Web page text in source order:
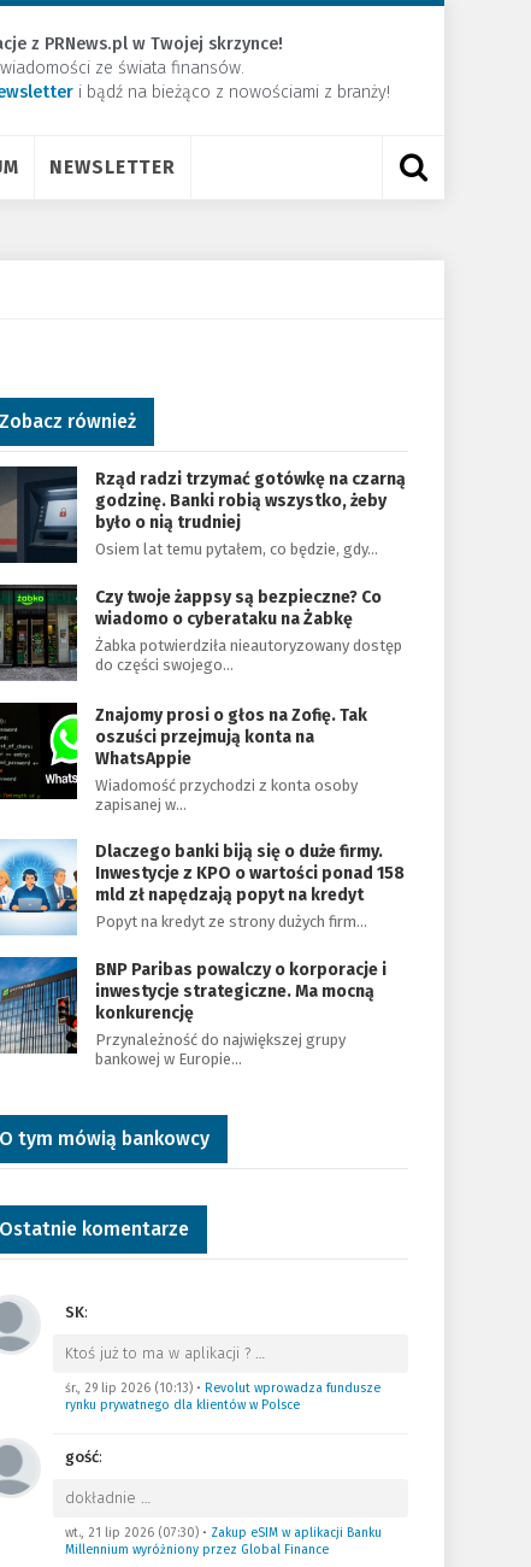
z PRNews.pl w Twojej skrzynce!
ze świata finansów.
​i bądź na bieżąco z nowościami z branży!
NEWSLETTER
Zobacz również
Rząd radzi trzymać gotówkę na czarną
godzinę. Banki robią wszystko, żeby
było o nią trudniej
Osiem lat temu pytałem, co będzie, gdy…
Czy twoje żappsy są bezpieczne? Co
wiadomo o cyberataku na Żabkę
Żabka potwierdziła nieautoryzowany dostęp
do części swojego…
Znajomy prosi o głos na Zofię. Tak
oszuści przejmują konta na
WhatsAppie
Wiadomość przychodzi z konta osoby
zapisanej w…
Dlaczego banki biją się o duże firmy.
Inwestycje z KPO o wartości ponad 158
mld zł napędzają popyt na kredyt
Popyt na kredyt ze strony dużych firm…
BNP Paribas powalczy o korporacje i
inwestycje strategiczne. Ma mocną
konkurencję
Przynależność do największej grupy
bankowej w Europie…
O tym mówią bankowcy
Ostatnie komentarze
SK:
Ktoś już to ma w aplikacji ? …
śr., 29 lip 2026 (10:13)• Revolut wprowadza fundusze
rynku prywatnego dla klientów w Polsce
gość:
dokładnie …
wt., 21 lip 2026 (07:30)• Zakup eSIM w aplikacji Banku
Millennium wyróżniony przez Global Finance